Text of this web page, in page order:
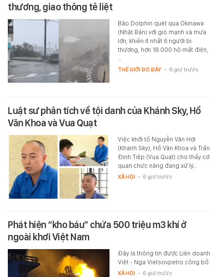
thương, giao thông tê liệt
Bão Dolphin quét qua Okinawa
(Nhật Bản) với gió mạnh và mưa
lớn, khiến ít nhất 6 người bị
thương, hơn 18.000 hộ mất điện,
THẾ GIỚI ĐÓ ĐÂY - 6 giờ trước
Luật sư phân tích về tội danh của Khánh Sky, Hồ
Văn Khoa và Vua Quạt
Việc khởi tố Nguyễn Văn Hợi
(Khánh Sky), Hồ Văn Khoa và Trần
Đình Tiệp (Vua Quạt) cho thấy cơ
quan chức năng đang xử lý…
XÃ HỘI - 6 giờ trước
Phát hiện “kho báu” chứa 500 triệu m3 khí ở
ngoài khơi Việt Nam
Đây là thông tin được Liên doanh
Việt - Nga Vietsovpetro công bố.
XÃ HỘI - 6 giờ trước